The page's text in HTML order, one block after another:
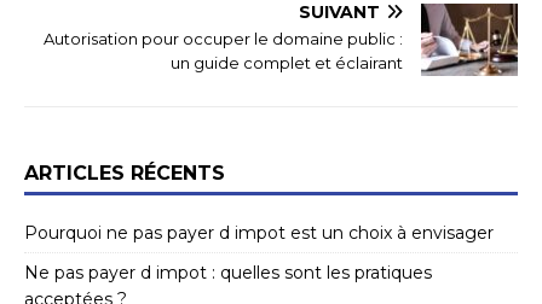
SUIVANT
Autorisation pour occuper le domaine public :
un guide complet et éclairant
ARTICLES RÉCENTS
Pourquoi ne pas payer d impot est un choix à envisager
Ne pas payer d impot : quelles sont les pratiques
acceptées ?